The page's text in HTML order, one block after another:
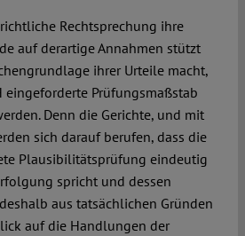
Rechtsprechung ihre
auf derartige Annahmen stützt
ihrer Urteile macht,
eingeforderte Prüfungsmaßstab
Denn die Gerichte, und mit
sich darauf berufen, dass die
Plausibilitätsprüfung eindeutig
spricht und dessen
aus tatsächlichen Gründen
auf die Handlungen der